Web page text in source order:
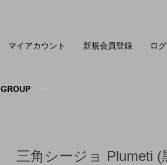
GROUP
マイアカウント 新規会員登録 ロ
三角シージョ Plumeti